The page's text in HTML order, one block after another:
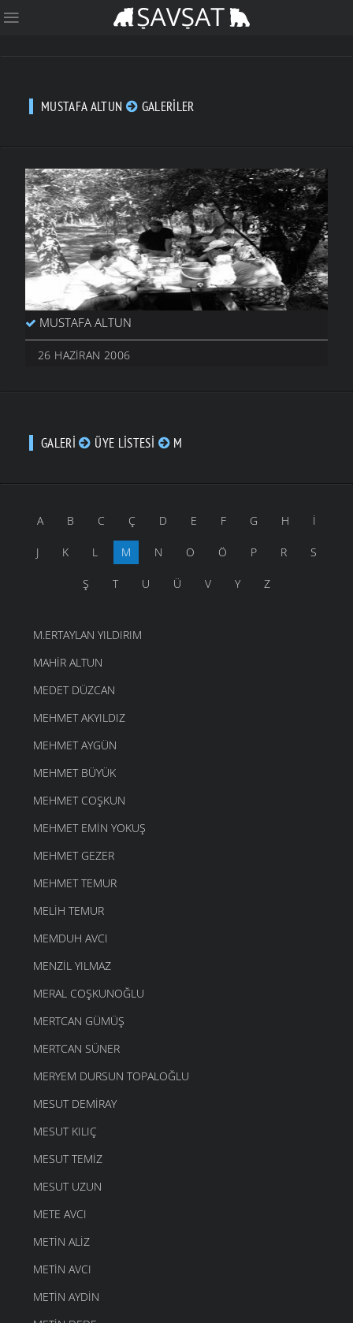
MUSTAFA ALTUN GALERILER
MUSTAFA ALTUN
26 HAZIRAN 2006
GALERI ÜYE LISTESI M
A B C Ç D E F G H İ
J K L M N O Ö P R S
Ş T U Ü V Y Z
M.ERTAYLAN YILDIRIM
MAHIR ALTUN
MEDET DÜZCAN
MEHMET AKYILDIZ
MEHMET AYGÜN
MEHMET BÜYÜK
MEHMET COŞKUN
MEHMET EMIN YOKUŞ
MEHMET GEZER
MEHMET TEMUR
MELIH TEMUR
MEMDUH AVCI
MENZIL YILMAZ
MERAL COŞKUNOĞLU
MERTCAN GÜMÜŞ
MERTCAN SÜNER
MERYEM DURSUN TOPALOĞLU
MESUT DEMIRAY
MESUT KILIÇ
MESUT TEMIZ
MESUT UZUN
METE AVCI
METIN ALIZ
METIN AVCI
METIN AYDIN